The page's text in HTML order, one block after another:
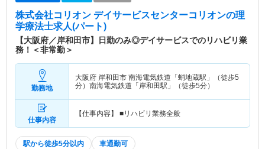
株式会社コリオン デイサービスセンターコリオンの理
学療法士求人(パート)
【大阪府／岸和田市】日勤のみ◎デイサービスでのリハビリ業
務！＜非常勤＞
勤務地
大阪府 岸和田市 南海電気鉄道「蛸地蔵駅」（徒歩5
分）南海電気鉄道「岸和田駅」（徒歩5分）
仕事内容
【仕事内容】 ■リハビリ業務全般
駅から徒歩5分以内 車通勤可